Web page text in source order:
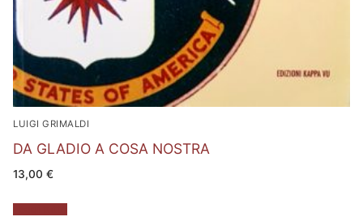
LUIGI GRIMALDI
DA GLADIO A COSA NOSTRA
13,00 €